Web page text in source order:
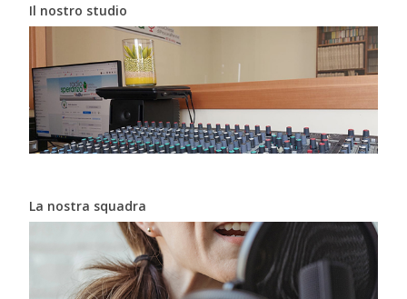
Il nostro studio
La nostra squadra